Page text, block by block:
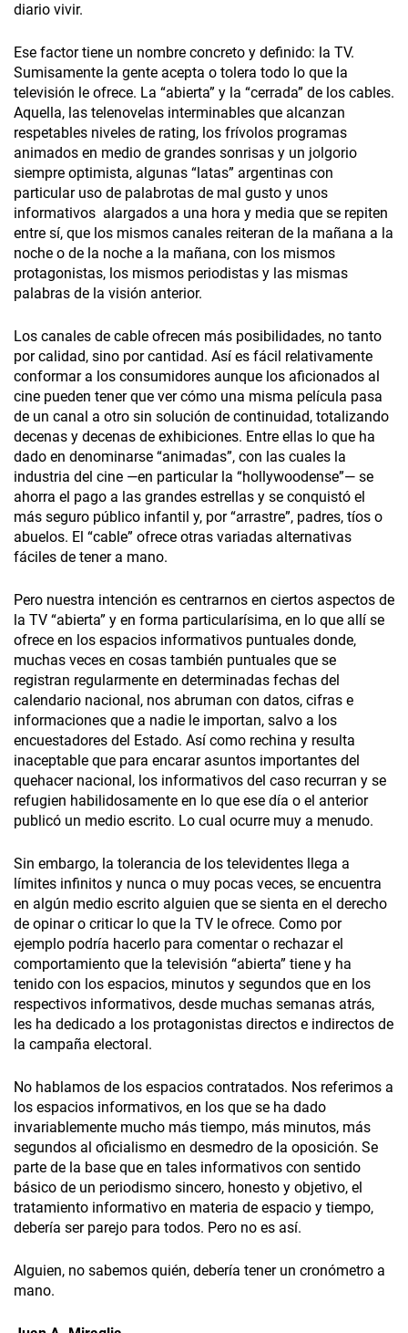
diario vivir.
Ese factor tiene un nombre concreto y definido: la TV.
Sumisamente la gente acepta o tolera todo lo que la
televisión le ofrece. La “abierta” y la “cerrada” de los cables.
Aquella, las telenovelas interminables que alcanzan
respetables niveles de rating, los frívolos programas
animados en medio de grandes sonrisas y un jolgorio
siempre optimista, algunas “latas” argentinas con
particular uso de palabrotas de mal gusto y unos
informativos alargados a una hora y media que se repiten
entre sí, que los mismos canales reiteran de la mañana a la
noche o de la noche a la mañana, con los mismos
protagonistas, los mismos periodistas y las mismas
palabras de la visión anterior.
Los canales de cable ofrecen más posibilidades, no tanto
por calidad, sino por cantidad. Así es fácil relativamente
conformar a los consumidores aunque los aficionados al
cine pueden tener que ver cómo una misma película pasa
de un canal a otro sin solución de continuidad, totalizando
decenas y decenas de exhibiciones. Entre ellas lo que ha
dado en denominarse “animadas”, con las cuales la
industria del cine —en particular la “hollywoodense”— se
ahorra el pago a las grandes estrellas y se conquistó el
más seguro público infantil y, por “arrastre”, padres, tíos o
abuelos. El “cable” ofrece otras variadas alternativas
fáciles de tener a mano.
Pero nuestra intención es centrarnos en ciertos aspectos de
la TV “abierta” y en forma particularísima, en lo que allí se
ofrece en los espacios informativos puntuales donde,
muchas veces en cosas también puntuales que se
registran regularmente en determinadas fechas del
calendario nacional, nos abruman con datos, cifras e
informaciones que a nadie le importan, salvo a los
encuestadores del Estado. Así como rechina y resulta
inaceptable que para encarar asuntos importantes del
quehacer nacional, los informativos del caso recurran y se
refugien habilidosamente en lo que ese día o el anterior
publicó un medio escrito. Lo cual ocurre muy a menudo.
Sin embargo, la tolerancia de los televidentes llega a
límites infinitos y nunca o muy pocas veces, se encuentra
en algún medio escrito alguien que se sienta en el derecho
de opinar o criticar lo que la TV le ofrece. Como por
ejemplo podría hacerlo para comentar o rechazar el
comportamiento que la televisión “abierta” tiene y ha
tenido con los espacios, minutos y segundos que en los
respectivos informativos, desde muchas semanas atrás,
les ha dedicado a los protagonistas directos e indirectos de
la campaña electoral.
No hablamos de los espacios contratados. Nos referimos a
los espacios informativos, en los que se ha dado
invariablemente mucho más tiempo, más minutos, más
segundos al oficialismo en desmedro de la oposición. Se
parte de la base que en tales informativos con sentido
básico de un periodismo sincero, honesto y objetivo, el
tratamiento informativo en materia de espacio y tiempo,
debería ser parejo para todos. Pero no es así.
Alguien, no sabemos quién, debería tener un cronómetro a
mano.